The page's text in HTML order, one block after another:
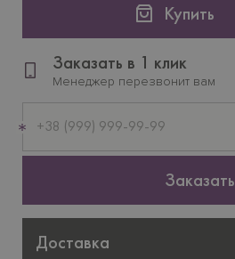
Купить
Заказать в 1 клик
Менеджер перезвонит вам
телефон
Заказать
Доставка